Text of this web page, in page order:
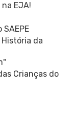
EJA!
da
Crianças do